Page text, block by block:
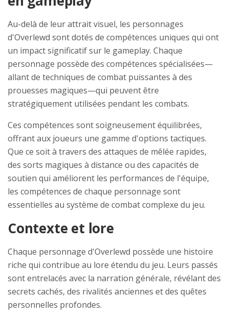
Au-delà de leur attrait visuel, les personnages
d'Overlewd sont dotés de compétences uniques qui ont
un impact significatif sur le gameplay. Chaque
personnage possède des compétences spécialisées—
allant de techniques de combat puissantes à des
prouesses magiques—qui peuvent être
stratégiquement utilisées pendant les combats.
Ces compétences sont soigneusement équilibrées,
offrant aux joueurs une gamme d'options tactiques.
Que ce soit à travers des attaques de mêlée rapides,
des sorts magiques à distance ou des capacités de
soutien qui améliorent les performances de l'équipe,
les compétences de chaque personnage sont
essentielles au système de combat complexe du jeu.
Contexte et lore
Chaque personnage d'Overlewd possède une histoire
riche qui contribue au lore étendu du jeu. Leurs passés
sont entrelacés avec la narration générale, révélant des
secrets cachés, des rivalités anciennes et des quêtes
personnelles profondes.